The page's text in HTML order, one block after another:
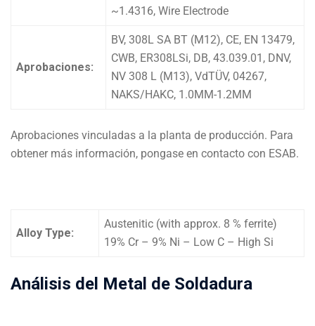
~1.4316, Wire Electrode
Aprobaciones:
BV, 308L SA BT (M12), CE, EN 13479,
CWB, ER308LSi, DB, 43.039.01, DNV,
NV 308 L (M13), VdTÜV, 04267,
NAKS/HAKC, 1.0MM-1.2MM
Aprobaciones vinculadas a la planta de producción. Para
obtener más información, pongase en contacto con ESAB.
Alloy Type:
Austenitic (with approx. 8 % ferrite)
19% Cr – 9% Ni – Low C – High Si
Análisis del Metal de Soldadura